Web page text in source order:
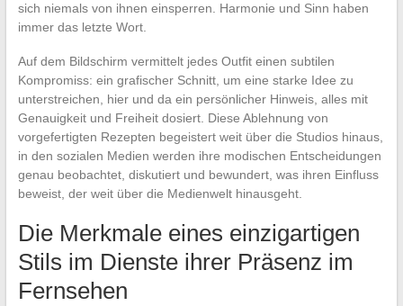
sich niemals von ihnen einsperren. Harmonie und Sinn haben
immer das letzte Wort.
Auf dem Bildschirm vermittelt jedes Outfit einen subtilen
Kompromiss: ein grafischer Schnitt, um eine starke Idee zu
unterstreichen, hier und da ein persönlicher Hinweis, alles mit
Genauigkeit und Freiheit dosiert. Diese Ablehnung von
vorgefertigten Rezepten begeistert weit über die Studios hinaus,
in den sozialen Medien werden ihre modischen Entscheidungen
genau beobachtet, diskutiert und bewundert, was ihren Einfluss
beweist, der weit über die Medienwelt hinausgeht.
Die Merkmale eines einzigartigen
Stils im Dienste ihrer Präsenz im
Fernsehen